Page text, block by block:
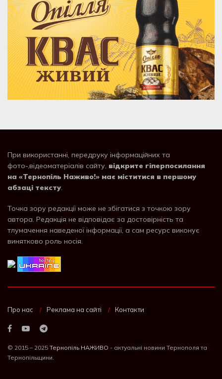
При використанні, передруку інформаційних та
фото-,відеоматеріалів сайту, відкрите гіперпосилання
на «Тернопіль Наживо!» має міститися в першому
абзаці тексту.
Точка зору редакції може не збігатися з точкою зору
автора. Редакція не відповідає за достовірність та
тлумачення наведеної інформації, а сам ресурс виконує
винятково роль носія.
Про нас Реклама на сайті Контакти
© 2015 – 2025 Тернопіль НАЖИВО - актуальні новини Тернополя та
Тернопільщини.